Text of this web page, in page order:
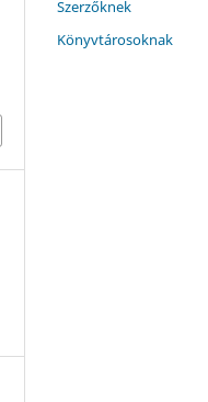
Szerzőknek
Könyvtárosoknak